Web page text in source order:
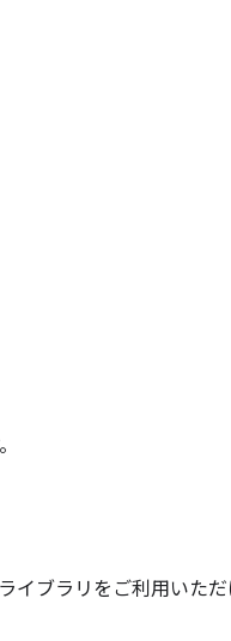
イブラリをご利用いただ